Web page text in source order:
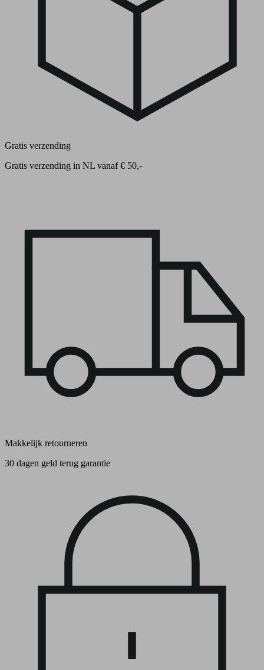
Gratis verzending
Gratis verzending in NL vanaf € 50,-
Makkelijk retourneren
30 dagen geld terug garantie